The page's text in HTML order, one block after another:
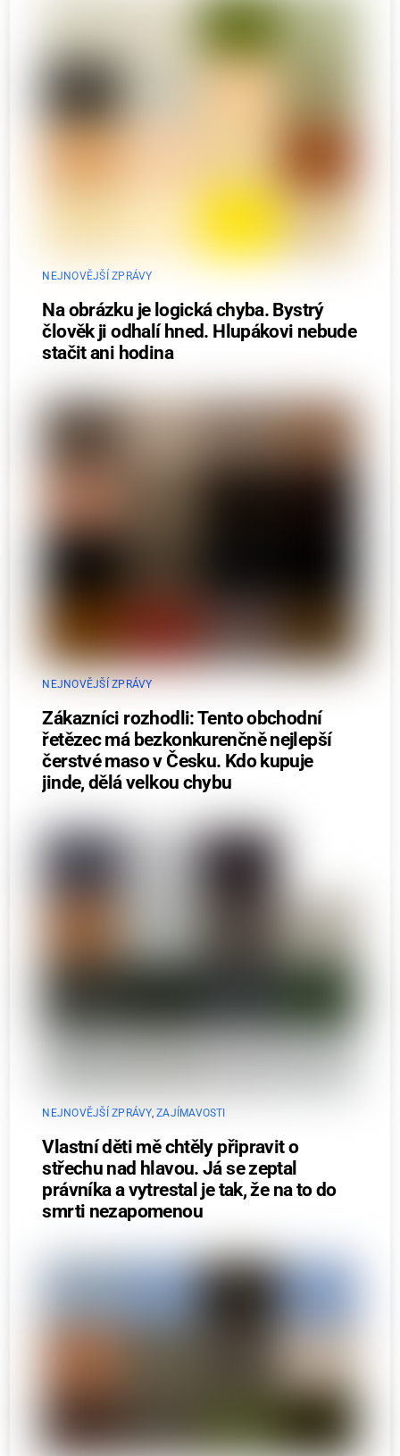
NEJNOVĚJŠÍ ZPRÁVY
Na obrázku je logická chyba. Bystrý
člověk ji odhalí hned. Hlupákovi nebude
stačit ani hodina
NEJNOVĚJŠÍ ZPRÁVY
Zákazníci rozhodli: Tento obchodní
řetězec má bezkonkurenčně nejlepší
čerstvé maso v Česku. Kdo kupuje
jinde, dělá velkou chybu
NEJNOVĚJŠÍ ZPRÁVY,ZAJÍMAVOSTI
Vlastní děti mě chtěly připravit o
střechu nad hlavou. Já se zeptal
právníka a vytrestal je tak, že na to do
smrti nezapomenou